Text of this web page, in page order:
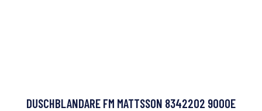
DUSCHBLANDARE FM MATTSSON 8342202 9000E